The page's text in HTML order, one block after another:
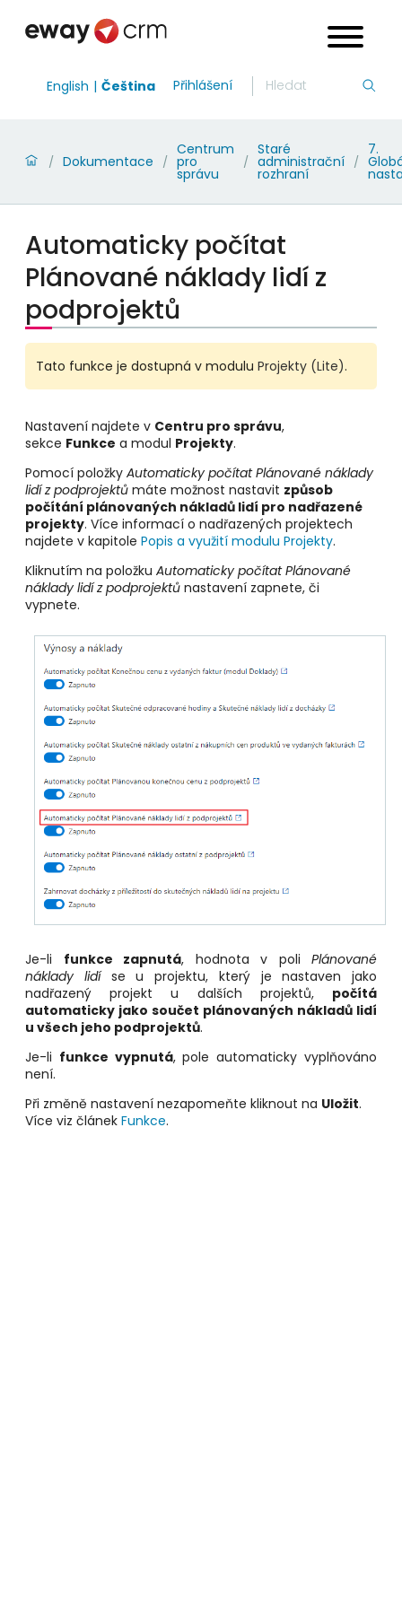
English Čeština Přihlášení
/ Dokumentace /
Centrum
pro
správu
/
Staré
administrační
rozhraní
/
7.
Automaticky počítat
Plánované náklady lidí z
podprojektů
Tato funkce je dostupná v modulu Projekty (Lite).
Nastavení najdete v Centru pro správu,
sekce Funkce a modul Projekty.
Pomocí položky Automaticky počítat Plánované náklady
lidí z podprojektů máte možnost nastavit způsob
počítání plánovaných nákladů lidí pro nadřazené
projekty. Více informací o nadřazených projektech
najdete v kapitole Popis a využití modulu Projekty.
Kliknutím na položku Automaticky počítat Plánované
náklady lidí z podprojektů nastavení zapnete, či
vypnete.
Je-li funkce zapnutá, hodnota v poli Plánované
náklady lidíse u projektu, který je nastaven jako
nadřazený projekt u dalších projektů, počítá
automaticky jako součet plánovaných nákladů lidí
u všech jeho podprojektů.
Je-li funkce vypnutá, pole automaticky vyplňováno
není.
Při změně nastavení nezapomeňte kliknout na Uložit.
Více viz článek Funkce.